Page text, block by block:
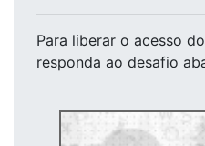
Para liberar o acesso
responda ao desafio